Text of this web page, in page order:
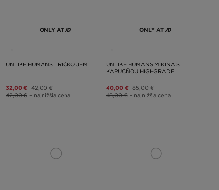
ONLY AT
UNLIKE HUMANS TRIČKO JEM
32,00 € 42,00 €
42,00 € – najnižšia cena
ONLY AT
UNLIKE HUMANS MIKINA S
KAPUCŇOU HIGHGRADE
40,00 € 85,00 €
48,00 € – najnižšia cena